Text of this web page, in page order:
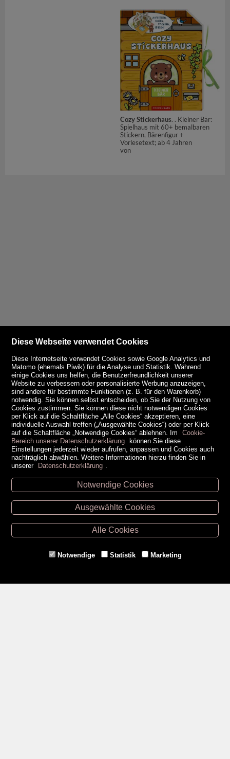
Cozy Stickerhaus. . Kleiner Bär:
Spielhaus mit 60+ bemalbaren
Stickern, Bärenfigur +
Vorlesetext; ab 4 Jahren
von
Unsere Öffnungszeiten
Retz -02942/20433
Hollabrunn -02952/30057
Eggenburg -02984/3836
Gmünd -
Diese Webseite verwendet Cookies
Diese Internetseite verwendet Cookies sowie Google Analytics und
Matomo (ehemals Piwik) für die Analyse und Statistik. Während
einige Cookies uns helfen, die Benutzerfreundlichkeit unserer
Website zu verbessern oder personalisierte Werbung anzuzeigen,
sind andere für bestimmte Funktionen (z. B. für den Warenkorb)
notwendig. Sie können selbst entscheiden, ob Sie der Nutzung von
Cookies zustimmen. Sie können diese nicht notwendigen Cookies
per Klick auf die Schaltfläche „Alle Cookies“ akzeptieren, eine
individuelle Auswahl treffen („Ausgewählte Cookies“) oder per Klick
auf die Schaltfläche „Notwendige Cookies“ ablehnen. Im
Cookie-
Bereich unserer Datenschutzerklärung können Sie diese
Einstellungen jederzeit wieder aufrufen, anpassen und Cookies auch
nachträglich abwählen. Weitere Informationen hierzu finden Sie in
unserer Datenschutzerklärung
Notwendige Cookies
Ausgewählte Cookies
Alle Cookies
Notwendige Statistik Marketing